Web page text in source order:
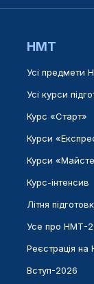
НМТ
Усі предмети
Усі курси
Курс «Старт»
Курси
Курси
Курс-інтенсив
Літня
Усе про НМТ-
Реєстрація
Вступ-2026